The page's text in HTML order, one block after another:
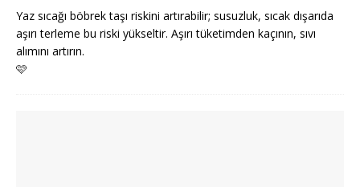
Yaz sıcağı böbrek taşı riskini artırabilir; susuzluk, sıcak dışarıda
aşırı terleme bu riski yükseltir. Aşırı tüketimden kaçının, sıvı
alımını artırın.
🩷